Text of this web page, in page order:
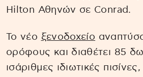
Hilton Αθηνών σε Conrad.
Το νέο ξενοδοχείο
ορόφους και διαθέτει 85
ισάριθμες ιδιωτικές